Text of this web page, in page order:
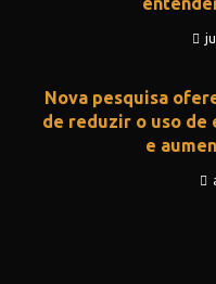
Nova pesquisa
de reduzir o uso de
e